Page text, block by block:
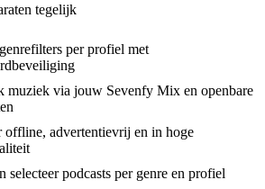
tegelijk
per profiel met
muziek via jouw Sevenfy Mix en openbare
offline, advertentievrij en in hoge
selecteer podcasts per genre en profiel